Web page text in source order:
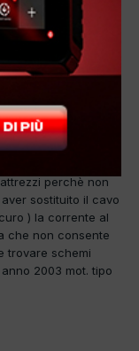
adun incidente
destro nel vano
ad una centralina
cassettino porta
cavi,la matassa
poi seguendo
ha deciso
ha cablati a
perchè non
sostituito il cavo
) la corrente al
che non consente
trovare schemi
2003 mot. tipo